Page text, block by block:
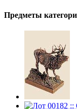
Предметы